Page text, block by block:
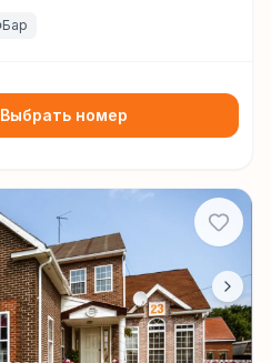
Бар
Выбрать номер